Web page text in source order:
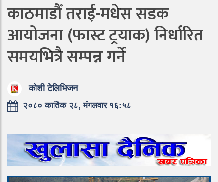
काठमाडौँ तराई-मधेस सडक
आयोजना (फास्ट ट्रयाक) निर्धारित
समयभित्रै सम्पन्न गर्ने
कोशी टेलिभिजन
२०८० कार्तिक २८, मंगलवार १६:५८